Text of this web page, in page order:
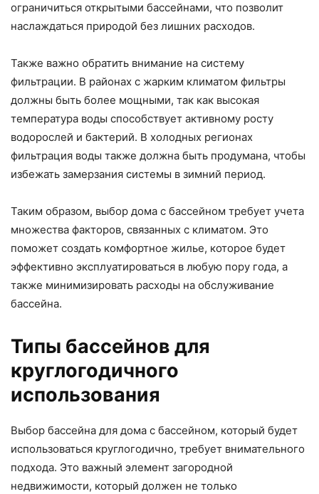
ограничиться открытыми бассейнами, что позволит
наслаждаться природой без лишних расходов.
Также важно обратить внимание на систему
фильтрации. В районах с жарким климатом фильтры
должны быть более мощными, так как высокая
температура воды способствует активному росту
водорослей и бактерий. В холодных регионах
фильтрация воды также должна быть продумана, чтобы
избежать замерзания системы в зимний период.
Таким образом, выбор дома с бассейном требует учета
множества факторов, связанных с климатом. Это
поможет создать комфортное жилье, которое будет
эффективно эксплуатироваться в любую пору года, а
также минимизировать расходы на обслуживание
бассейна.
Типы бассейнов для
круглогодичного
использования
Выбор бассейна для дома с бассейном, который будет
использоваться круглогодично, требует внимательного
подхода. Это важный элемент загородной
недвижимости, который должен не только